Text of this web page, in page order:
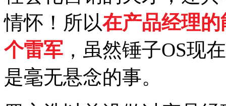
情怀！所以在产品经理
个雷军 ，虽然锤子OS现
是毫无悬念的事。